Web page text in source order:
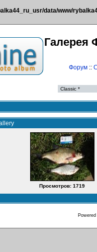
data/www/
Галерея
Форум::
Просмотров: 1719